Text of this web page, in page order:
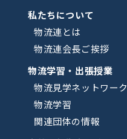
私たちについて
物流連とは
物流連会長ご挨拶
物流学習・出張授業
物流見学ネットワーク
物流学習
関連団体の情報